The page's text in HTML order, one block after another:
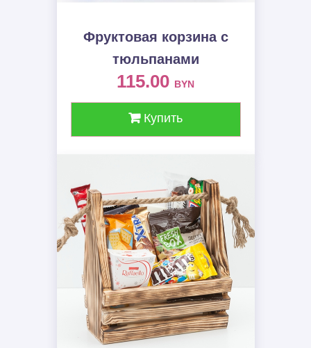
Фруктовая корзина c
тюльпанами
115.00 BYN
Купить